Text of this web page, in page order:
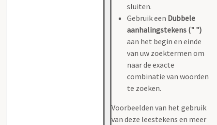
sluiten.
Gebruik een Dubbele
aanhalingstekens (" ")
aan het begin en einde
van uw zoektermen om
naar de exacte
combinatie van woorden
te zoeken.
Voorbeelden van het gebruik
van deze leestekens en meer